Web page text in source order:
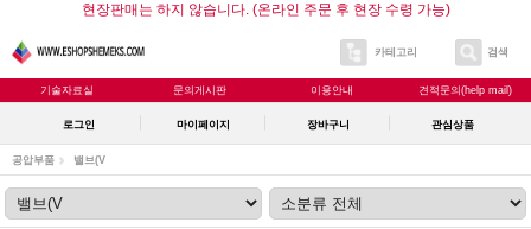
현장판매는 하지 않습니다. (온라인 주문 후 현장 수령 가능)
카테고리 검색
기술자료실 문의게시판 이용안내 견적문의(help mail)
로그인 마이페이지 장바구니 관심상품
공압부품 밸브(V